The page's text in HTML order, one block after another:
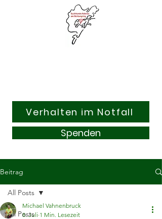
Verhalten im Notfall
Spenden
Beitrag
All Posts
All Posts
Michael Vahnenbruck
8. Juli 1 Min. Lesezeit